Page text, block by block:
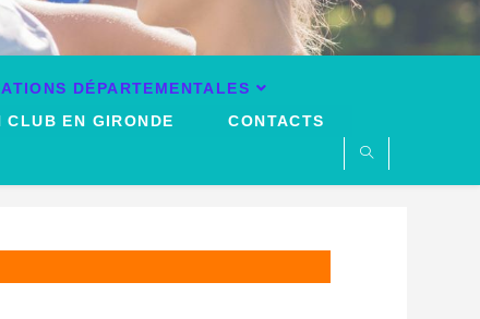
DÉPARTEMENTALES
CLUB EN GIRONDE CONTACTS